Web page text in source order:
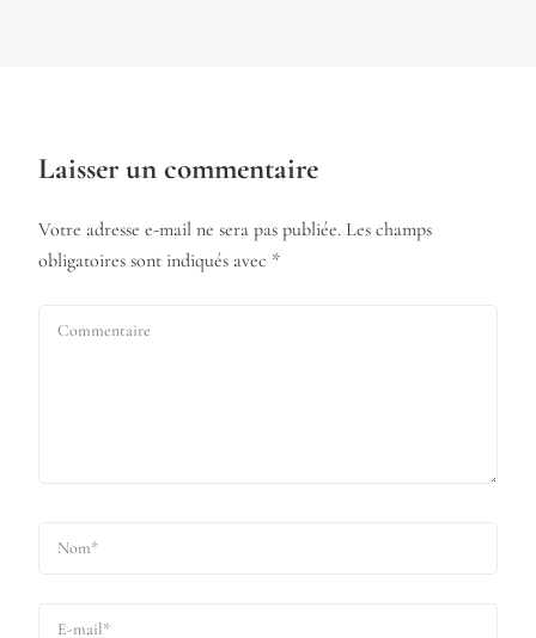
Laisser un commentaire
Votre adresse e-mail ne sera pas publiée. Les champs
obligatoires sont indiqués avec *